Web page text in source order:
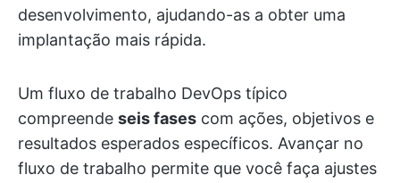
desenvolvimento, ajudando-as a obter uma
implantação mais rápida.
Um fluxo de trabalho DevOps típico
compreende seis fases com ações, objetivos e
resultados esperados específicos. Avançar no
fluxo de trabalho permite que você faça ajustes